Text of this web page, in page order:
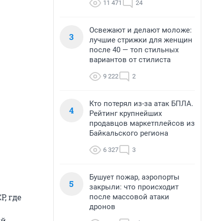
где
11 471 24
3
Освежают и делают моложе:
лучшие стрижки для женщин
после 40 — топ стильных
вариантов от стилиста
9 222 2
4
Кто потерял из-за атак БПЛА.
Рейтинг крупнейших
продавцов маркетплейсов из
Байкальского региона
6 327 3
5
Бушует пожар, аэропорты
закрыли: что происходит
после массовой атаки
дронов